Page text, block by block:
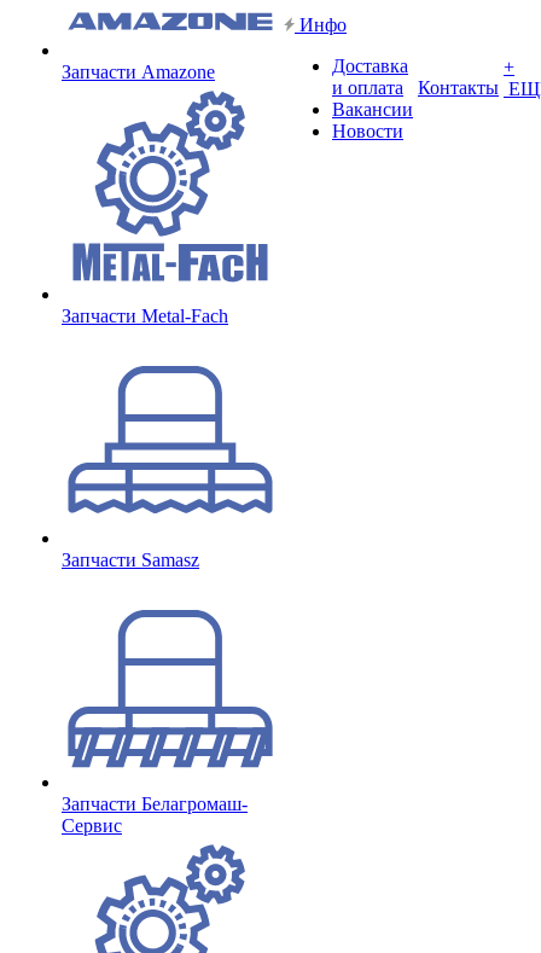
Запчасти Amazone
Запчасти Metal-Fach
Запчасти Samasz
Запчасти Белагромаш-
Сервис
Инфо
Доставка
и оплата
Вакансии
Новости
Контакты
+